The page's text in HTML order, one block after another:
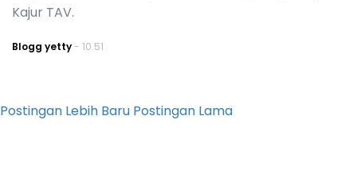
Kajur TAV.
Blogg yetty - 10.51
Postingan Lebih Baru Postingan Lama